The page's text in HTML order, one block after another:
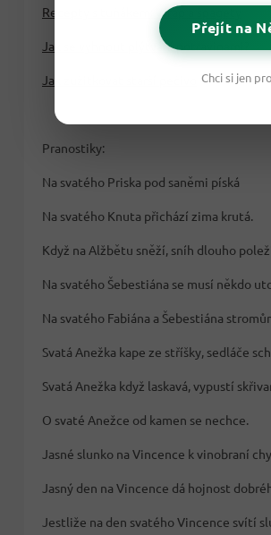
Přejít na
Recepty s tuňákem: Wrap a špagety
Jak se vyhnout plýtvání potravinami?
Jak zužitkovat starší pečivo
Pranostiky:
Na svatého Priska pod saněmi píská
Na svatého Knuta přichází zima krutá.
Když na Alžbětu sněží, sníh dlouho
Na svatého Šebestiána se musí někdo
Na svatého Fabiána a Šebestiána
Svatá Anežka kape ze stříšky, sedláče
Svatá Anežka když laskavá, vypustí
O svaté Anežce od kamen se nechce.
Jasné slunko na Vincence k vinobraní
Jasný den na Vincence dá hojnost
Jestliže na den svatého Vincence svítí